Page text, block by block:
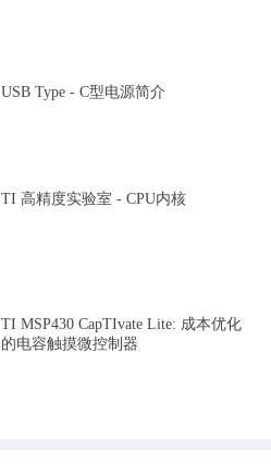
USB Type - C型电源简介
TI 高精度实验室 - CPU内核
TI MSP430 CapTIvate Lite: 成本优化
的电容触摸微控制器